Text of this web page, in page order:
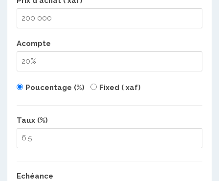
Acompte
Poucentage (%) Fixed ( xaf)
Taux (%)
Echéance